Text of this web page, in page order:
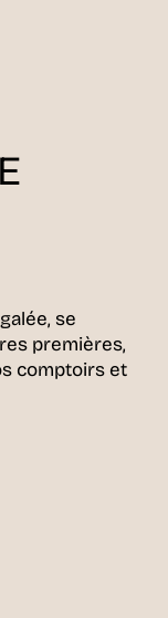
se
premières,
comptoirs et